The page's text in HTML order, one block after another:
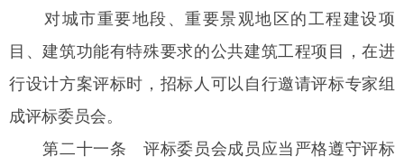
对城市重要地段、重要景观地区的工程建设项
目、建筑功能有特殊要求的公共建筑工程项目，在进
行设计方案评标时，招标人可以自行邀请评标专家组
成评标委员会。
第二十一条 评标委员会成员应当严格遵守评标